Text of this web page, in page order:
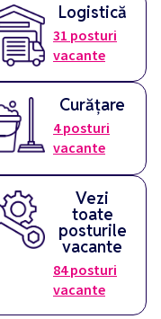
Logistică
31 posturi
vacante
Curățare
4posturi
vacante
Vezi
toate
posturile
vacante
84posturi
vacante